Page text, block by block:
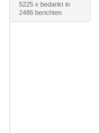
5225 x bedankt in
2486 berichten